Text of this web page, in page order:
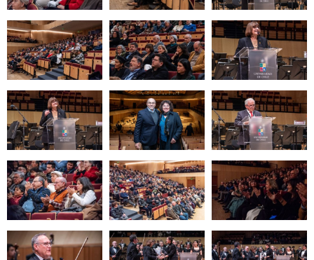
Zoom Zoom Zoom
Zoom Zoom Zoom
Zoom Zoom Zoom
Zoom Zoom Zoom